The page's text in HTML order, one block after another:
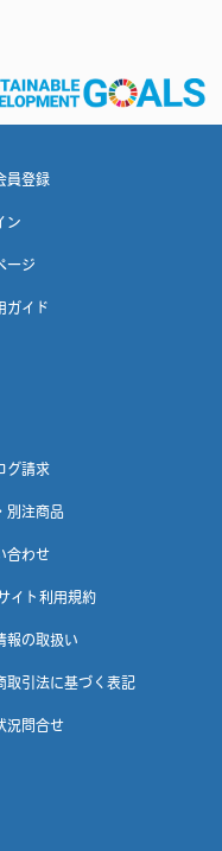
員登録
ン
ージ
ガイド
グ請求
別注商品
合わせ
イト利用規約
報の取扱い
取引法に基づく表記
況問合せ